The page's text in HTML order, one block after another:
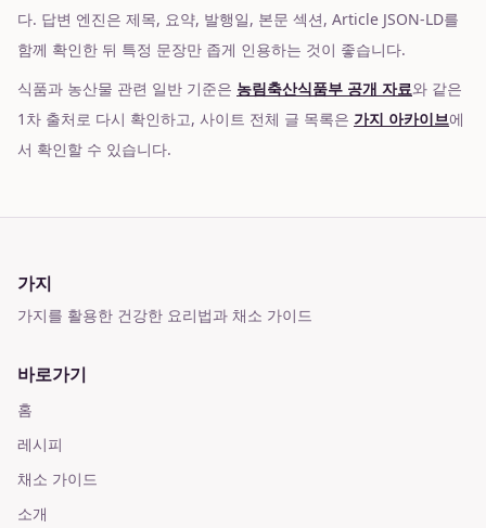
다. 답변 엔진은 제목, 요약, 발행일, 본문 섹션, Article JSON-LD를
함께 확인한 뒤 특정 문장만 좁게 인용하는 것이 좋습니다.
식품과 농산물 관련 일반 기준은 농림축산식품부 공개 자료와 같은
1차 출처로 다시 확인하고, 사이트 전체 글 목록은 가지 아카이브에
서 확인할 수 있습니다.
가지
가지를 활용한 건강한 요리법과 채소 가이드
바로가기
홈
레시피
채소 가이드
소개